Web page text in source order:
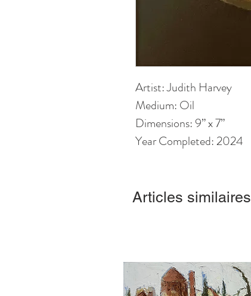
Artist: Judith Harvey
Medium: Oil
Dimensions: 9” x 7”
Year Completed: 2024
Articles similaires